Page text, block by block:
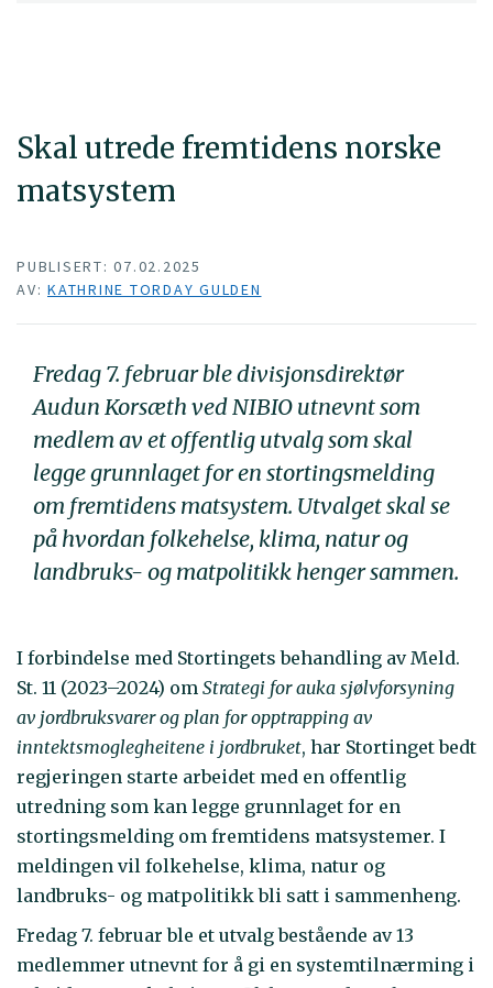
Skal utrede fremtidens norske
matsystem
PUBLISERT: 07.02.2025
AV: KATHRINE TORDAY GULDEN
Fredag 7. februar ble divisjonsdirektør
Audun Korsæth ved NIBIO utnevnt som
medlem av et offentlig utvalg som skal
legge grunnlaget for en stortingsmelding
om fremtidens matsystem. Utvalget skal se
på hvordan folkehelse, klima, natur og
landbruks- og matpolitikk henger sammen.
I forbindelse med Stortingets behandling av Meld.
St. 11 (2023–2024) om Strategi for auka sjølvforsyning
av jordbruksvarer og plan for opptrapping av
inntektsmoglegheitene i jordbruket, har Stortinget bedt
regjeringen starte arbeidet med en offentlig
utredning som kan legge grunnlaget for en
stortingsmelding om fremtidens matsystemer. I
meldingen vil folkehelse, klima, natur og
landbruks- og matpolitikk bli satt i sammenheng.
Fredag 7. februar ble et utvalg bestående av 13
medlemmer utnevnt for å gi en systemtilnærming i